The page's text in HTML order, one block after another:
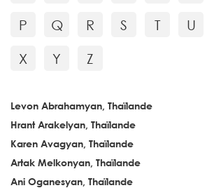
P
Q R S T U
X
Y Z
Levon Abrahamyan, Thaïlande
Hrant Arakelyan, Thaïlande
Karen Avagyan, Thaïlande
Artak Melkonyan, Thaïlande
Ani Oganesyan, Thaïlande